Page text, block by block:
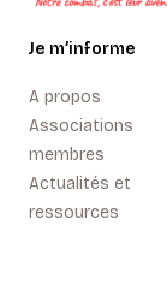
Je m’informe
A propos
Associations
membres
Actualités et
ressources